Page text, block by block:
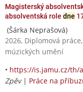
Magisterský
absolventská role dne
(Šárka Neprašová)
2026, Diplomová
múzických umění
• https://is.jamu.cz/th/
Zpěv| Práce na